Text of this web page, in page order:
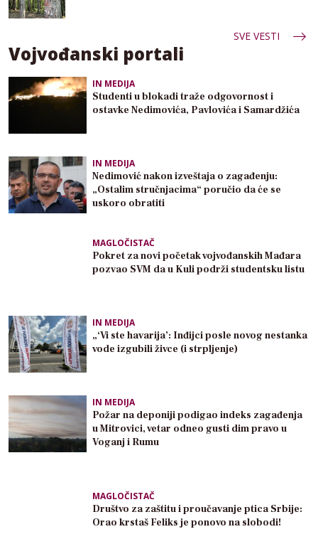
SVE VESTI
Vojvođanski portali
IN MEDIJA
Studenti u blokadi traže odgovornost i
ostavke Nedimovića, Pavlovića i Samardžića
IN MEDIJA
Nedimović nakon izveštaja o zagađenju:
„Ostalim stručnjacima“ poručio da će se
uskoro obratiti
MAGLOČISTAČ
Pokret za novi početak vojvođanskih Mađara
pozvao SVM da u Kuli podrži studentsku listu
IN MEDIJA
„‘Vi ste havarija’: Inđijci posle novog nestanka
vode izgubili živce (i strpljenje)
IN MEDIJA
Požar na deponiji podigao indeks zagađenja
u Mitrovici, vetar odneo gusti dim pravo u
Voganj i Rumu
MAGLOČISTAČ
Društvo za zaštitu i proučavanje ptica Srbije:
Orao krstaš Feliks je ponovo na slobodi!